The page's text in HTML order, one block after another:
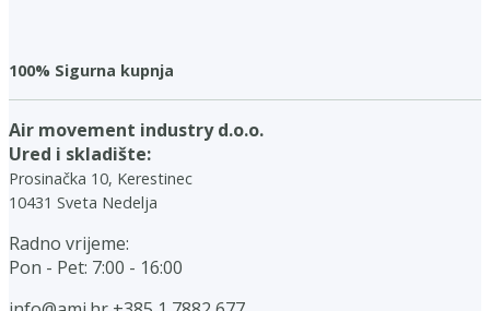
100% Sigurna kupnja
Air movement industry d.o.o.
Ured i skladište:
Prosinačka 10, Kerestinec
10431 Sveta Nedelja
Radno vrijeme:
Pon - Pet: 7:00 - 16:00